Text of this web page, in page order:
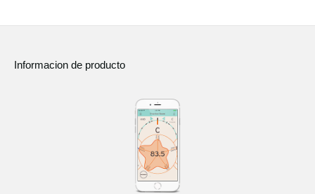
Informacion de producto